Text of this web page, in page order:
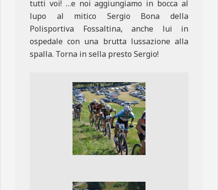
tutti voi! …e noi aggiungiamo in bocca al
lupo al mitico Sergio Bona della
Polisportiva Fossaltina, anche lui in
ospedale con una brutta lussazione alla
spalla. Torna in sella presto Sergio!